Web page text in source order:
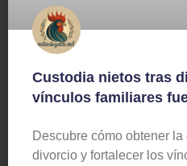
Custodia nietos tras
vínculos familiares
Descubre cómo obtener
divorcio y fortalecer los